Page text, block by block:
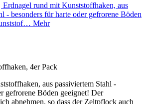
Erdnagel rund mit Kunststoffhaken, aus
- besonders für harte oder gefrorene Böden
Mehr
4er Pack
aus passiviertem Stahl -
gefrorene Böden geeignet! Der
abnehmen, so dass der Zeltpflock auch